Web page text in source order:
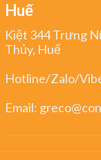
Huế
Kiệt 344 Trưng
Thủy, Huế
Hotline/Zalo/
Email: